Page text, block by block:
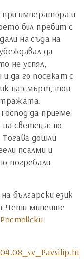
императора и
бил пребит с
на съда на
да
не успял,
и да го посекат с
на смърт, той
да приеме
светеца: по
дошли
псалми и
погребали
български език
Чети-минеите
.